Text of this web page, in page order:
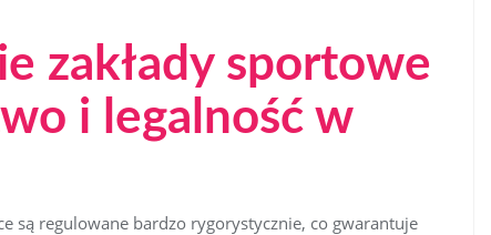
zakłady sportowe
i legalność w
są regulowane bardzo rygorystycznie, co gwarantuje